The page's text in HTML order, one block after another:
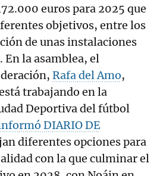
euros para 2025 que
objetivos, entre los
de unas instalaciones
la asamblea, el
Rafa del Amo,
trabajando en la
Deportiva del fútbol
DIARIO DE
diferentes opciones para
con la que culminar el